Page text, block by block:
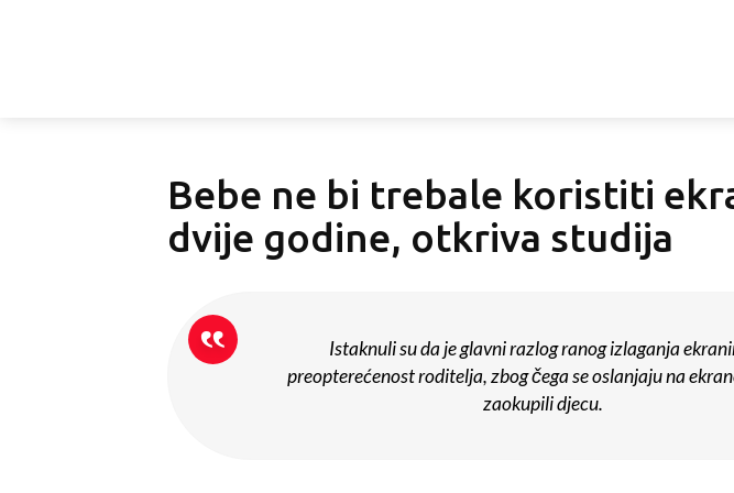
Bebe ne bi trebale koristiti
dvije godine, otkriva studija
Istaknuli su da je glavni razlog ranog izlaganja
preopterećenost roditelja, zbog čega se oslanjaju na
zaokupili djecu.